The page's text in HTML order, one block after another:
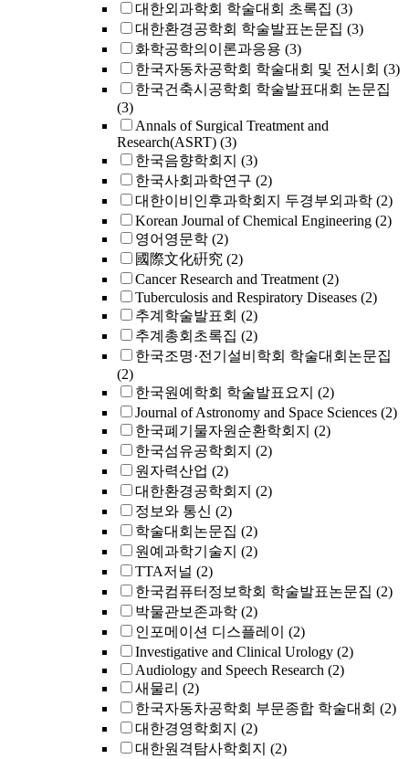
대한외과학회 학술대회 초록집 (3)
대한환경공학회 학술발표논문집 (3)
화학공학의이론과응용 (3)
한국자동차공학회 학술대회 및 전시회 (3)
한국건축시공학회 학술발표대회 논문집
(3)
Annals of Surgical Treatment and
Research(ASRT) (3)
한국음향학회지 (3)
한국사회과학연구 (2)
대한이비인후과학회지 두경부외과학 (2)
Korean Journal of Chemical Engineering (2)
영어영문학 (2)
國際文化硏究 (2)
Cancer Research and Treatment (2)
Tuberculosis and Respiratory Diseases (2)
추계학술발표회 (2)
추계총회초록집 (2)
한국조명·전기설비학회 학술대회논문집
(2)
한국원예학회 학술발표요지 (2)
Journal of Astronomy and Space Sciences (2)
한국폐기물자원순환학회지 (2)
한국섬유공학회지 (2)
원자력산업 (2)
대한환경공학회지 (2)
정보와 통신 (2)
학술대회논문집 (2)
원예과학기술지 (2)
TTA저널 (2)
한국컴퓨터정보학회 학술발표논문집 (2)
박물관보존과학 (2)
인포메이션 디스플레이
(2)
Investigative and Clinical Urology (2)
Audiology and Speech Research (2)
새물리 (2)
한국자동차공학회 부문종합 학술대회 (2)
대한경영학회지 (2)
대한원격탐사학회지 (2)